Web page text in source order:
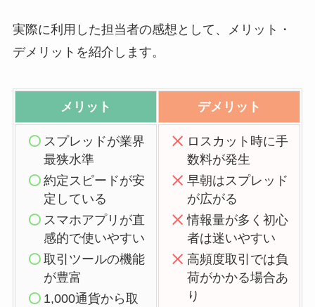
実際に利用した担当者の感想として、メリット・
デメリットを紹介します。
メリット デメリット
スプレッドが業界
最狭水準
約定スピードが安
定している
スマホアプリが直
感的で使いやすい
取引ツールの機能
が豊富
1,000通貨から取
ロスカット時に手
数料が発生
早朝はスプレッド
が広がる
情報量が多く初心
者は迷いやすい
高頻度取引では負
荷がかかる場合あ
り